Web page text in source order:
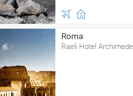
Roma
Raeli Hotel Archimede